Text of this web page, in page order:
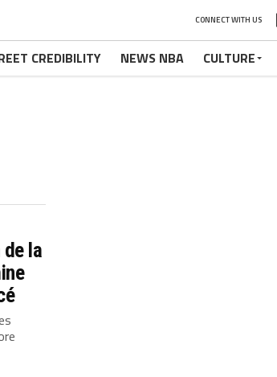
CONNECT WITH US
CREDIBILITY NEWS NBA CULTURE
de la